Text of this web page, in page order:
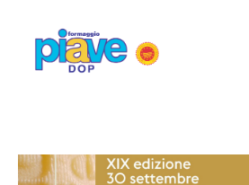
raccolta